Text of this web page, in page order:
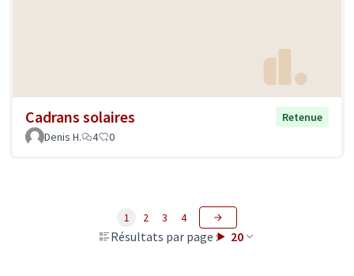
Cadrans solaires
Retenue
Denis H.
4 0
Résultats par page : 20
1 2 3 4